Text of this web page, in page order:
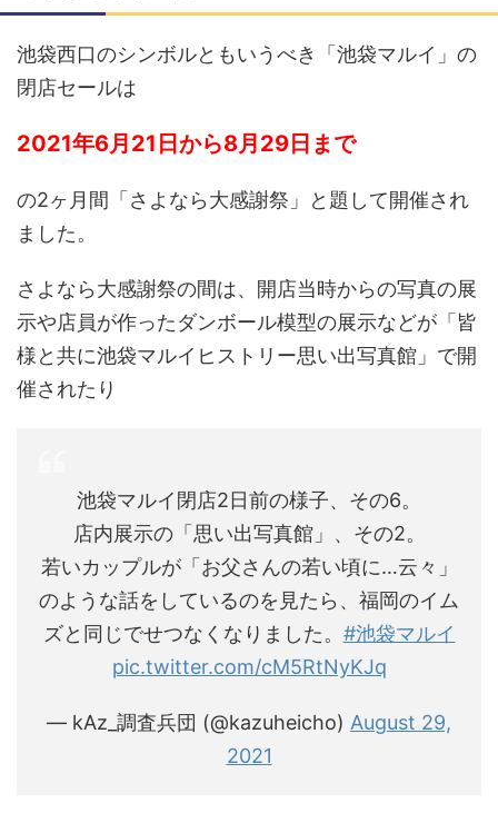
池袋西口のシンボルともいうべき「池袋マルイ」の
閉店セールは
2021年6月21日から8月29日まで
の2ヶ月間「さよなら大感謝祭」と題して開催され
ました。
さよなら大感謝祭の間は、開店当時からの写真の展
示や店員が作ったダンボール模型の展示などが「皆
様と共に池袋マルイヒストリー思い出写真館」で開
催されたり
池袋マルイ閉店2日前の様子、その6。
店内展示の「思い出写真館」、その2。
若いカップルが「お父さんの若い頃に…云々」
のような話をしているのを見たら、福岡のイム
ズと同じでせつなくなりました。 #池袋マルイ
pic.twitter.com/cM5RtNyKJq
— kAz_調査兵団 (@kazuheicho) August 29,
2021